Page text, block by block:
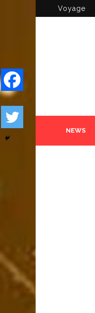
Voyage
NEWS